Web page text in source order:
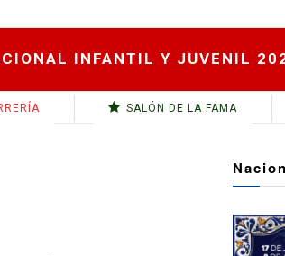
INFANTIL Y JUVENIL
SALÓN DE LA FAMA